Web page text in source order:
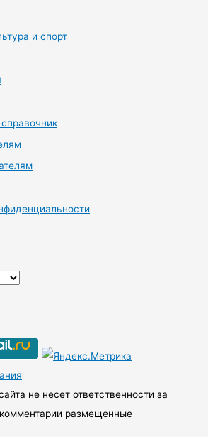
и спорт
не несет ответственности за
размещенные